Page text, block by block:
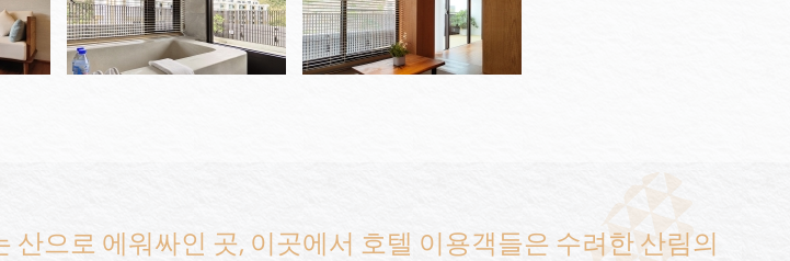
산으로 에워싸인 곳, 이곳에서 호텔 이용객들은 수려한 산림의